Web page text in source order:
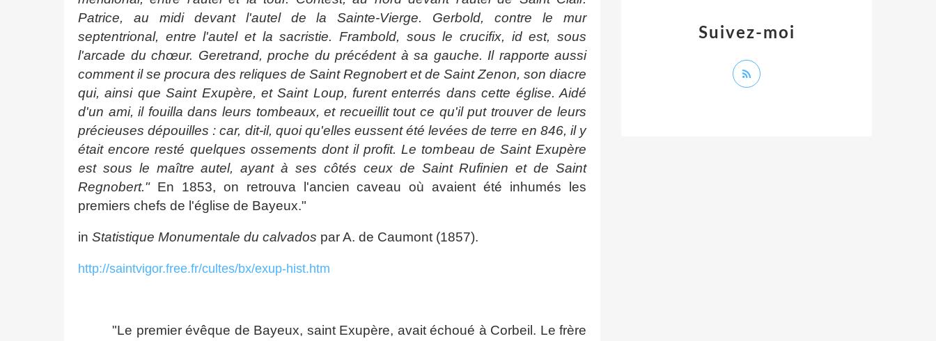
Patrice, au midi devant l'autel de la Sainte-Vierge. Gerbold, contre le mur
septentrional, entre l'autel et la sacristie. Frambold, sous le crucifix, id est, sous
l'arcade du chœur. Geretrand, proche du précédent à sa gauche. Il rapporte aussi
comment il se procura des reliques de Saint Regnobert et de Saint Zenon, son diacre
qui, ainsi que Saint Exupère, et Saint Loup, furent enterrés dans cette église. Aidé
d'un ami, il fouilla dans leurs tombeaux, et recueillit tout ce qu'il put trouver de leurs
précieuses dépouilles : car, dit-il, quoi qu'elles eussent été levées de terre en 846, il y
était encore resté quelques ossements dont il profit. Le tombeau de Saint Exupère
est sous le maître autel, ayant à ses côtés ceux de Saint Rufinien et de Saint
Regnobert." En 1853, on retrouva l'ancien caveau où avaient été inhumés les
premiers chefs de l'église de Bayeux."
in Statistique Monumentale du calvados par A. de Caumont (1857).
http://saintvigor.free.fr/cultes/bx/exup-hist.htm
"Le premier évêque de Bayeux, saint Exupère, avait échoué à Corbeil. Le frère
Suivez-moi